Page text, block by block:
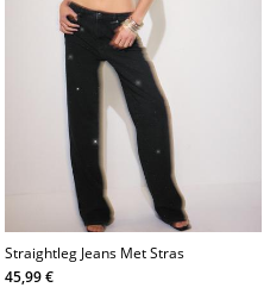
Straightleg Jeans Met Stras
45,99 €